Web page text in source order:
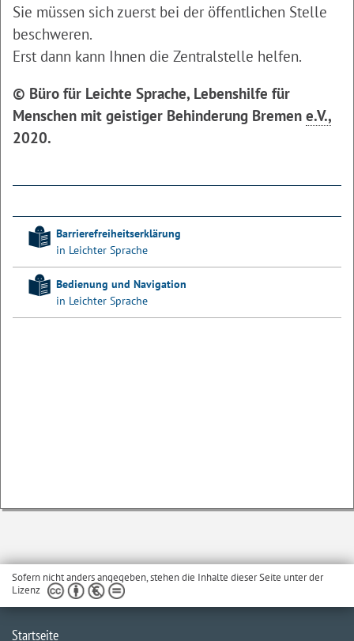
Sie müssen sich zuerst bei der öffentlichen Stelle
beschweren.
Erst dann kann Ihnen die Zentralstelle helfen.
© Büro für Leichte Sprache, Lebenshilfe für
Menschen mit geistiger Behinderung Bremen e.V.,
2020.
Barrierefreiheitserklärung
in Leichter Sprache
Bedienung und Navigation
in Leichter Sprache
Sofern nicht anders angegeben, stehen die Inhalte dieser Seite unter der
Lizenz
Startseite